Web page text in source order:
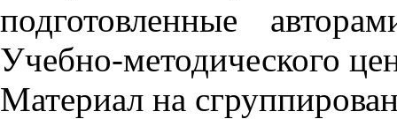
подготовленные
Учебно-методического
Материал на